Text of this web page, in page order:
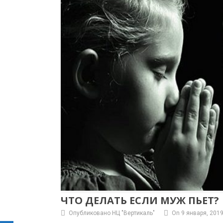
ЧТО ДЕЛАТЬ ЕСЛИ МУЖ ПЬЕТ?
Опубликовано НЦ "Вертикаль" On 9 января, 2019